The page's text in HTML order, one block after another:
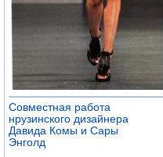
Совместная работа
нрузинского дизайнера
Давида Комы и Сары
Энголд